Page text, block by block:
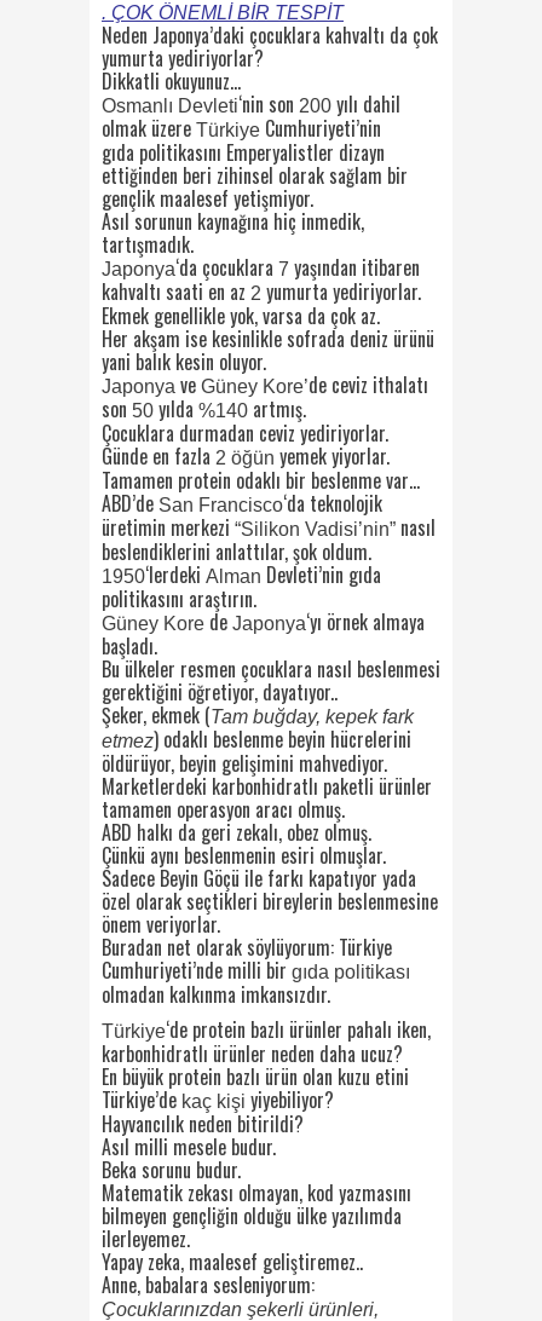
. ÇOK ÖNEMLİ BİR TESPİT
Neden Japonya’daki çocuklara kahvaltı da çok
yumurta yediriyorlar?
Dikkatli okuyunuz…
Osmanlı Devleti‘nin son 200 yılı dahil
olmak üzere Türkiye Cumhuriyeti’nin
gıda politikasını Emperyalistler dizayn
ettiğinden beri zihinsel olarak sağlam bir
gençlik maalesef yetişmiyor.
Asıl sorunun kaynağına hiç inmedik,
tartışmadık.
Japonya‘da çocuklara 7 yaşından itibaren
kahvaltı saati en az 2 yumurta yediriyorlar.
Ekmek genellikle yok, varsa da çok az.
Her akşam ise kesinlikle sofrada deniz ürünü
yani balık kesin oluyor.
Japonya ve Güney Kore’de ceviz ithalatı
son 50 yılda %140 artmış.
Çocuklara durmadan ceviz yediriyorlar.
Günde en fazla 2 öğün yemek yiyorlar.
Tamamen protein odaklı bir beslenme var…
ABD’de San Francisco‘da teknolojik
üretimin merkezi “Silikon Vadisi’nin” nasıl
beslendiklerini anlattılar, şok oldum.
1950‘lerdeki Alman Devleti’nin gıda
politikasını araştırın.
Güney Kore de Japonya‘yı örnek almaya
başladı.
Bu ülkeler resmen çocuklara nasıl beslenmesi
gerektiğini öğretiyor, dayatıyor..
Şeker, ekmek (Tam buğday, kepek fark
etmez) odaklı beslenme beyin hücrelerini
öldürüyor, beyin gelişimini mahvediyor.
Marketlerdeki karbonhidratlı paketli ürünler
tamamen operasyon aracı olmuş.
ABD halkı da geri zekalı, obez olmuş.
Çünkü aynı beslenmenin esiri olmuşlar.
Sadece Beyin Göçü ile farkı kapatıyor yada
özel olarak seçtikleri bireylerin beslenmesine
önem veriyorlar.
Buradan net olarak söylüyorum: Türkiye
Cumhuriyeti’nde milli bir gıda politikası
olmadan kalkınma imkansızdır.
Türkiye‘de protein bazlı ürünler pahalı iken,
karbonhidratlı ürünler neden daha ucuz?
En büyük protein bazlı ürün olan kuzu etini
Türkiye’de kaç kişi yiyebiliyor?
Hayvancılık neden bitirildi?
Asıl milli mesele budur.
Beka sorunu budur.
Matematik zekası olmayan, kod yazmasını
bilmeyen gençliğin olduğu ülke yazılımda
ilerleyemez.
Yapay zeka, maalesef geliştiremez..
Anne, babalara sesleniyorum:
Çocuklarınızdan şekerli ürünleri,